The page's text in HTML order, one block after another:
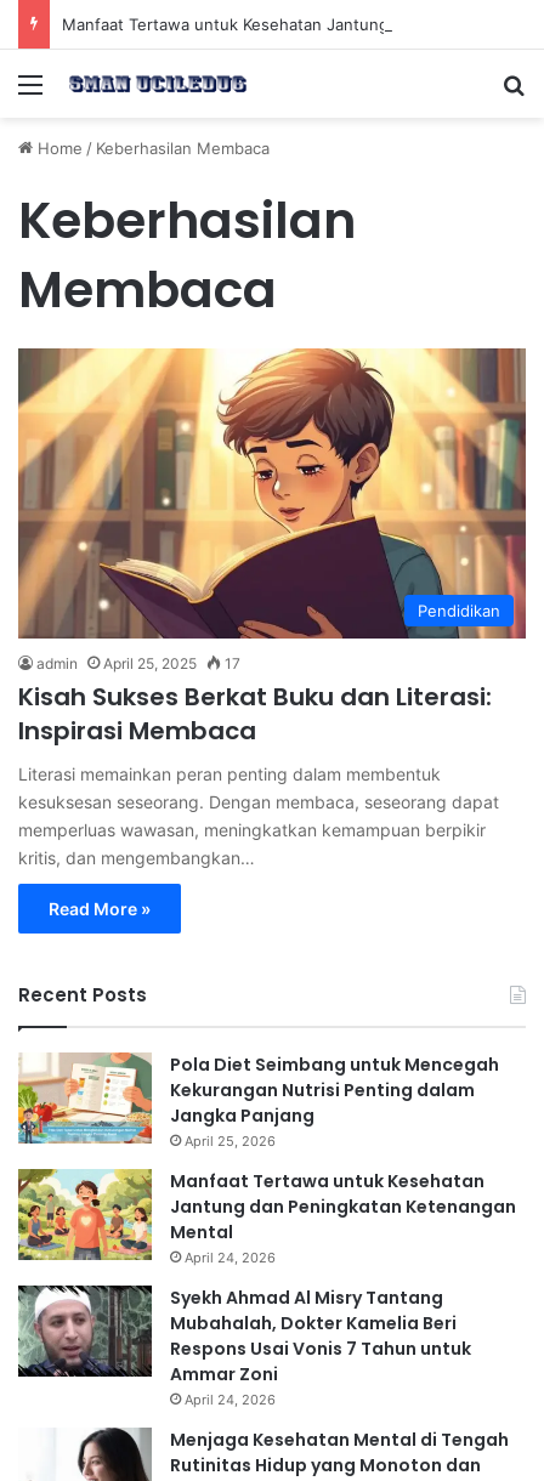
Menu
Home / Keberhasilan Membaca
Keberhasilan
Membaca
Pendidikan
admin April 25, 2025 17
Kisah Sukses Berkat Buku dan Literasi:
Inspirasi Membaca
Literasi memainkan peran penting dalam membentuk
kesuksesan seseorang. Dengan membaca, seseorang dapat
memperluas wawasan, meningkatkan kemampuan berpikir
kritis, dan mengembangkan…
Read More »
Recent Posts
Pola Diet Seimbang untuk Mencegah
Kekurangan Nutrisi Penting dalam
Jangka Panjang
April 25, 2026
Manfaat Tertawa untuk Kesehatan
Jantung dan Peningkatan Ketenangan
Mental
April 24, 2026
Syekh Ahmad Al Misry Tantang
Mubahalah, Dokter Kamelia Beri
Respons Usai Vonis 7 Tahun untuk
Ammar Zoni
April 24, 2026
Menjaga Kesehatan Mental di Tengah
Rutinitas Hidup yang Monoton dan